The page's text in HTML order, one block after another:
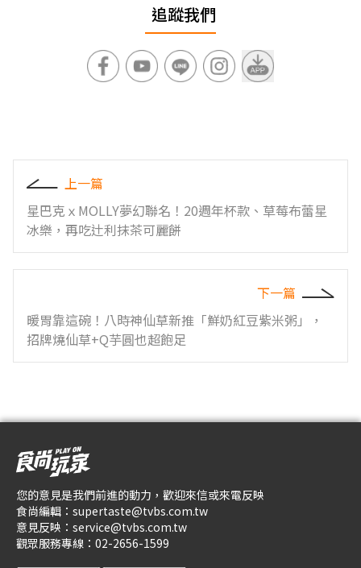
追蹤我們
上一篇
星巴克ｘMOLLY夢幻聯名！20週年杯款、草莓布蕾星
冰樂，再吃辻利抹茶可麗餅
下一篇
暖胃靠這碗！八時神仙草新推「鮮奶紅豆紫米粥」，
招牌燒仙草+Q芋圓也超飽足
您的意見是我們前進的動力，歡迎來信或來電反映
食尚編輯： supertaste@tvbs.com.tw
意見反映： service@tvbs.com.tw
觀眾服務專線： 02-2656-1599